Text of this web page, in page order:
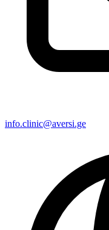
info.clinic@aversi.ge